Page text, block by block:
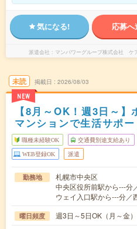
気になる! 応募へ
派遣会社 マンパワーグループ株式会社 ケ
未読
NEW
掲載日 2026/08/03
【8月～OK！週3日～
マンションで生活サポ
職種未経験OK 交通費別途支給あり
WEB登録OK 派遣
勤務地
札幌市中央区
中央区役所前駅から---分
ウェイ入口駅から---分／
曜日頻度 週3日～5日OK（月～